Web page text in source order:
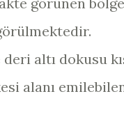
altı dokusu
alanı